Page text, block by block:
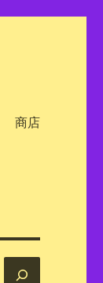
商店